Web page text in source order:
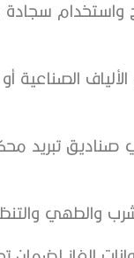
سجادة
الصناعية
تبريد
والطهي